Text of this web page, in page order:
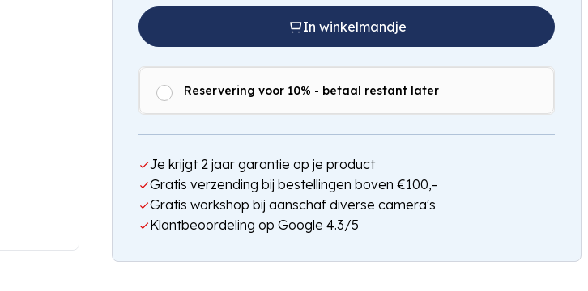
In winkelmandje
Reservering voor 10% - betaal restant later
Je krijgt 2 jaar garantie op je product
Gratis verzending bij bestellingen boven €100,-
Gratis workshop bij aanschaf diverse camera's
Klantbeoordeling op Google 4.3/5